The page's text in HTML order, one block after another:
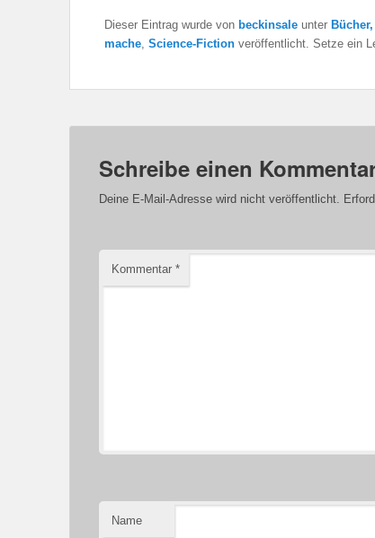
Dieser Eintrag wurde von beckinsale unter
mache Science-Fiction veröffentlicht. Setze ein
Schreibe einen
Deine E-Mail-Adresse wird nicht veröffentlicht.
Kommentar *
Name